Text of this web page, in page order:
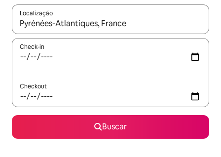
Localização
Quando os resultados estiverem disponíveis, explore-os
Check-in
Checkout
Buscar